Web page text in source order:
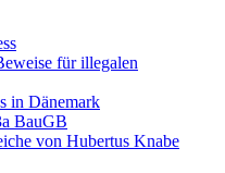
für illegalen
in Dänemark
BauGB
von Hubertus Knabe